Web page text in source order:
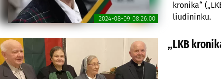
kronika“
liudininku.
2024-08-09 08:26:00
„LKB